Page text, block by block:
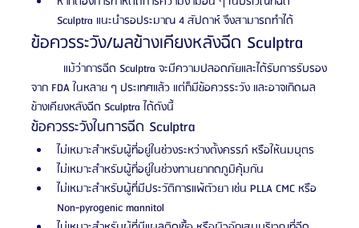
Sculptra แนะนำรอประมาณ 4 สัปดาห์ จึงสามารถทำได้
ข้อควรระวัง/ผลข้างเคียงหลังฉีด Sculptra
จาก FDA ในหลาย ๆ ประเทศแล้ว แต่ก็มีข้อควรระวัง และอาจเกิดผล
ข้างเคียงหลังฉีด Sculptra ได้ดังนี้
ข้อควรระวังในการฉีด Sculptra
ไม่เหมาะสำหรับผู้ที่อยู่ในช่วงระหว่างตั้งครรภ์ หรือให้นมบุตร
ไม่เหมาะสำหรับผู้ที่อยู่ในช่วงทานยากดภูมิคุ้มกัน
ไม่เหมาะสำหรับผู้ที่มีประวัติการแพ้ตัวยา เช่น PLLA CMC หรือ
Non-pyrogenic mannitol